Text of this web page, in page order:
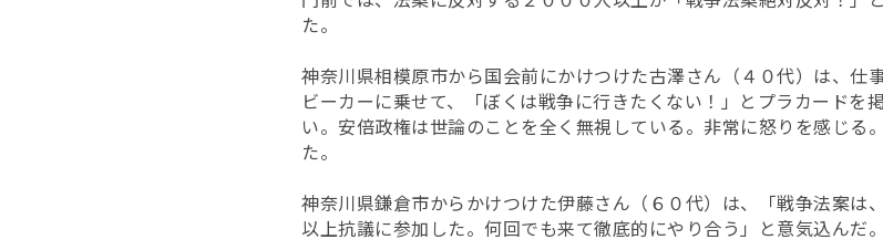
た。
神奈川県相模原市から国会前にかけつけた古澤さん（４０代）は、仕
ビーカーに乗せて、「ぼくは戦争に行きたくない！」とプラカードを
い。安倍政権は世論のことを全く無視している。非常に怒りを感じる
た。
神奈川県鎌倉市からかけつけた伊藤さん（６０代）は、「戦争法案は
以上抗議に参加した。何回でも来て徹底的にやり合う」と意気込んだ。